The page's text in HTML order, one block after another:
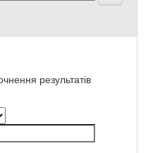
результатів